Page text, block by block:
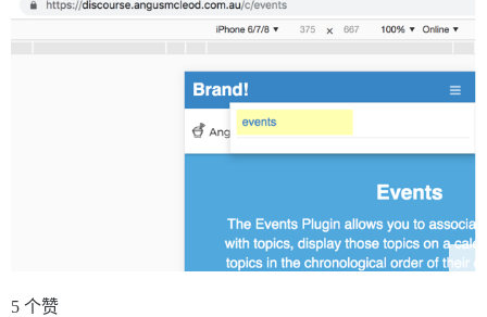
5 个赞